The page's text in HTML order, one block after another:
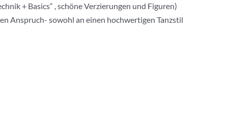
+ Basics“ , schöne Verzierungen und Figuren)
Anspruch- sowohl an einen hochwertigen Tanzstil